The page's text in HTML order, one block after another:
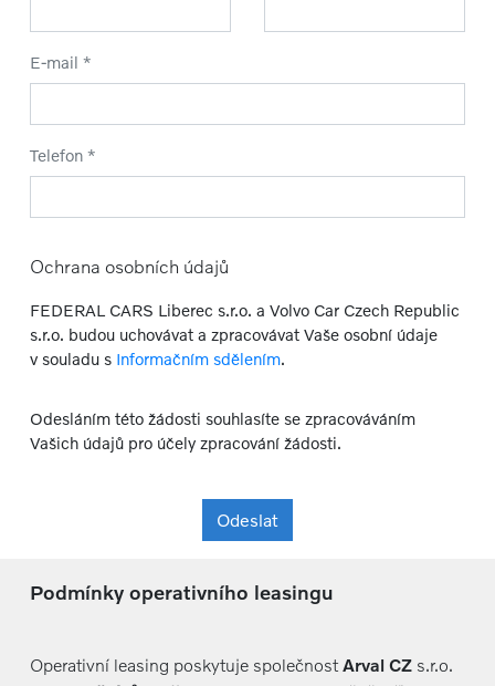
E-mail *
Telefon *
Ochrana osobních údajů
FEDERAL CARS Liberec s.r.o. a Volvo Car Czech Republic
s.r.o. budou uchovávat a zpracovávat Vaše osobní údaje
v souladu s Informačním sdělením.
Odesláním této žádosti souhlasíte se zpracováváním
Vašich údajů pro účely zpracování žádosti.
Odeslat
Podmínky operativního leasingu
Operativní leasing poskytuje společnost Arval CZs.r.o.